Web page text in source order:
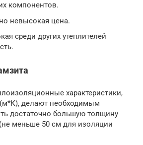
компонентов.
невысокая цена.
среди других утеплителей
характеристики,
(м*К), делают необходимым
достаточно большую толщину
меньше 50 см для изоляции